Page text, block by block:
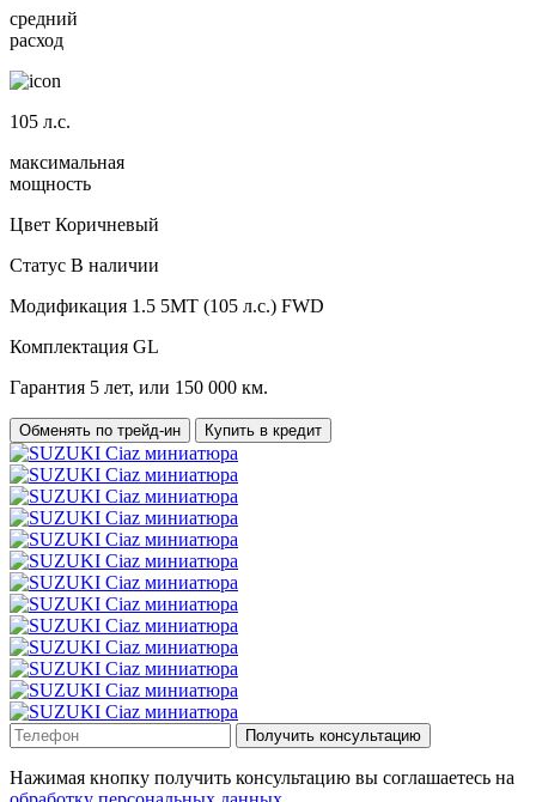
средний
расход
105 л.с.
максимальная
мощность
Цвет Коричневый
Статус В наличии
Модификация 1.5 5MT (105 л.с.) FWD
Комплектация GL
Гарантия 5 лет, или 150 000 км.
Обменять по трейд-ин Купить в кредит
Получить консультацию
Нажимая кнопку получить консультацию вы соглашаетесь на